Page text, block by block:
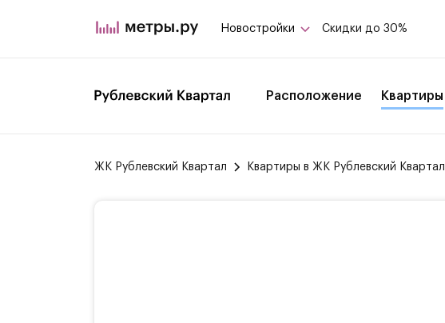
Новостройки Скидки до 30%
Расположение Квартиры
ЖК Рублевский Квартал Квартиры в ЖК Рублевский Квартал